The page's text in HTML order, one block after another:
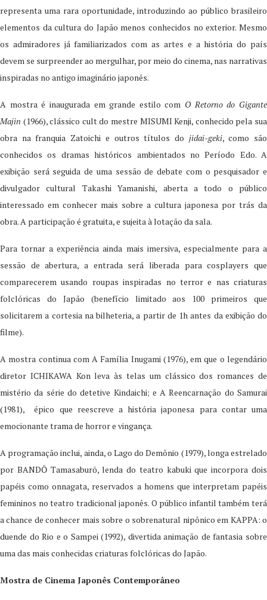
representa uma rara oportunidade, introduzindo ao público brasileiro
elementos da cultura do Japão menos conhecidos no exterior. Mesmo
os admiradores já familiarizados com as artes e a história do país
devem se surpreender ao mergulhar, por meio do cinema, nas narrativas
inspiradas no antigo imaginário japonês.
A mostra é inaugurada em grande estilo com O Retorno do Gigante
Majin (1966), clássico cult do mestre MISUMI Kenji, conhecido pela sua
obra na franquia Zatoichi e outros títulos do jidai-geki, como são
conhecidos os dramas históricos ambientados no Período Edo. A
exibição será seguida de uma sessão de debate com o pesquisador e
divulgador cultural Takashi Yamanishi, aberta a todo o público
interessado em conhecer mais sobre a cultura japonesa por trás da
obra. A participação é gratuita, e sujeita à lotação da sala.
Para tornar a experiência ainda mais imersiva, especialmente para a
sessão de abertura, a entrada será liberada para cosplayers que
comparecerem usando roupas inspiradas no terror e nas criaturas
folclóricas do Japão (benefício limitado aos 100 primeiros que
solicitarem a cortesia na bilheteria, a partir de 1h antes da exibição do
filme).
A mostra continua com A Família Inugami (1976), em que o legendário
diretor ICHIKAWA Kon leva às telas um clássico dos romances de
mistério da série do detetive Kindaichi; e A Reencarnação do Samurai
(1981), épico que reescreve a história japonesa para contar uma
emocionante trama de horror e vingança.
A programação inclui, ainda, o Lago do Demônio (1979), longa estrelado
por BANDŌ Tamasaburō, lenda do teatro kabuki que incorpora dois
papéis como onnagata, reservados a homens que interpretam papéis
femininos no teatro tradicional japonês. O público infantil também terá
a chance de conhecer mais sobre o sobrenatural nipônico em KAPPA: o
duende do Rio e o Sampei (1992), divertida animação de fantasia sobre
uma das mais conhecidas criaturas folclóricas do Japão.
Mostra de Cinema Japonês Contemporâneo